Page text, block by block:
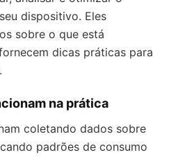
dispositivo. Eles
sobre o que está
dicas práticas para
na prática
coletando dados sobre
padrões de consumo